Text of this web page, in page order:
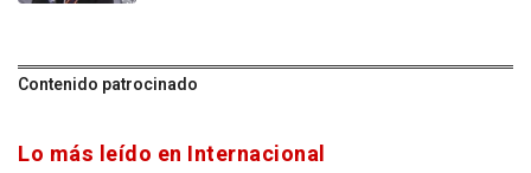
Contenido patrocinado
Lo más leído en Internacional